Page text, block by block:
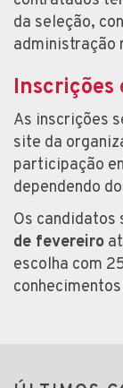
da seleção,
administração
Inscrições
As inscrições
site da
participação
dependendo
Os candidatos
de fevereiro
escolha com